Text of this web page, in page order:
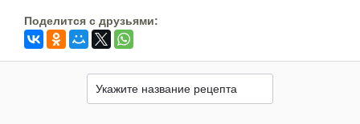
Поделится c друзьями: